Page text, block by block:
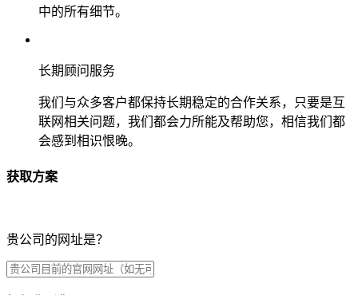
中的所有细节。
长期顾问服务
我们与众多客户都保持长期稳定的合作关系，只要是互
联网相关问题，我们都会力所能及帮助您，相信我们都
会感到相识恨晚。
获取方案
贵公司的网址是？